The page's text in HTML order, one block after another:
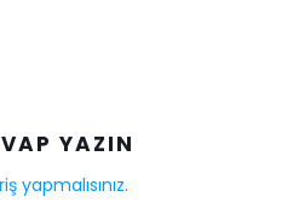
YAZIN
yapmalısınız.